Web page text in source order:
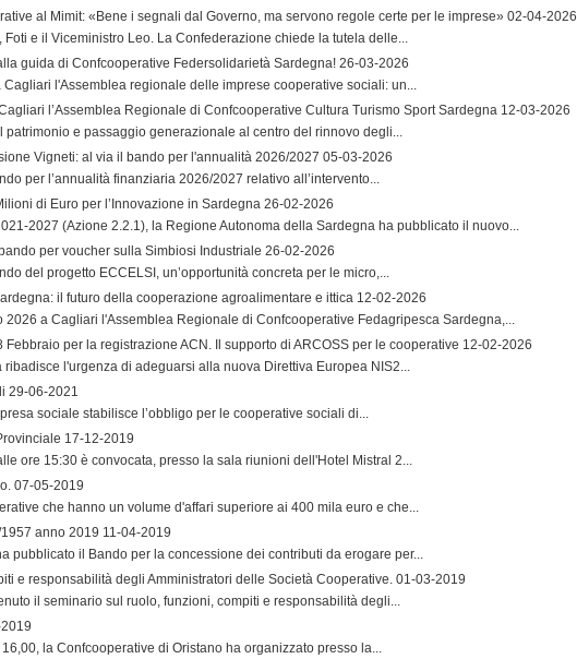
al Mimit: «Bene i segnali dal Governo, ma servono regole certe per le imprese» 02-04-2026
Foti e il Viceministro Leo. La Confederazione chiede la tutela delle...
guida di Confcooperative Federsolidarietà Sardegna! 26-03-2026
l'Assemblea regionale delle imprese cooperative sociali: un...
l’Assemblea Regionale di Confcooperative Cultura Turismo Sport Sardegna 12-03-2026
patrimonio e passaggio generazionale al centro del rinnovo degli...
Vigneti: al via il bando per l'annualità 2026/2027 05-03-2026
per l’annualità finanziaria 2026/2027 relativo all’intervento...
di Euro per l’Innovazione in Sardegna 26-02-2026
2027 (Azione 2.2.1), la Regione Autonoma della Sardegna ha pubblicato il nuovo...
per voucher sulla Simbiosi Industriale 26-02-2026
del progetto ECCELSI, un’opportunità concreta per le micro,...
il futuro della cooperazione agroalimentare e ittica 12-02-2026
2026 a Cagliari l'Assemblea Regionale di Confcooperative Fedagripesca Sardegna,...
Febbraio per la registrazione ACN. Il supporto di ARCOSS per le cooperative 12-02-2026
l'urgenza di adeguarsi alla nuova Direttiva Europea NIS2...
29-06-2021
sociale stabilisce l’obbligo per le cooperative sociali di...
17-12-2019
ore 15:30 è convocata, presso la sala riunioni dell'Hotel Mistral 2...
07-05-2019
che hanno un volume d'affari superiore ai 400 mila euro e che...
anno 2019 11-04-2019
pubblicato il Bando per la concessione dei contributi da erogare per...
e responsabilità degli Amministratori delle Società Cooperative. 01-03-2019
il seminario sul ruolo, funzioni, compiti e responsabilità degli...
la Confcooperative di Oristano ha organizzato presso la...